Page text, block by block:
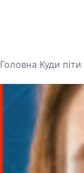
Головна/ Куди піти/